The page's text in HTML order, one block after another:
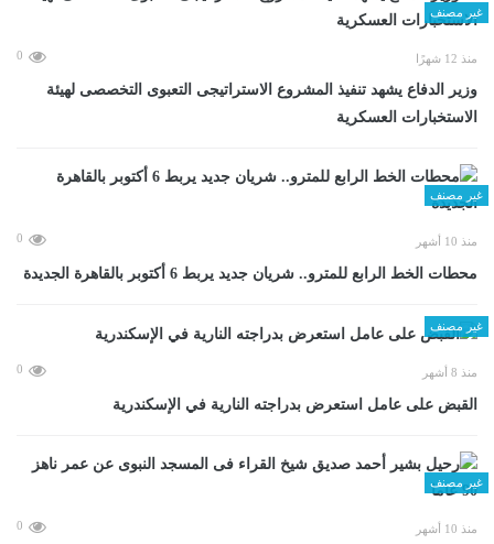
غير مصنف
منذ 12 شهرًا 0
وزير الدفاع يشهد تنفيذ المشروع الاستراتيجى التعبوى التخصصى لهيئة
الاستخبارات العسكرية
غير مصنف
منذ 10 أشهر 0
محطات الخط الرابع للمترو.. شريان جديد يربط 6 أكتوبر بالقاهرة الجديدة
غير مصنف
منذ 8 أشهر 0
القبض على عامل استعرض بدراجته النارية في الإسكندرية
غير مصنف
منذ 10 أشهر 0